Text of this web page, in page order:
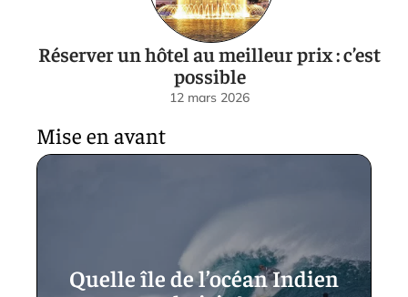
Réserver un hôtel au meilleur prix : c’est
possible
12 mars 2026
Mise en avant
Quelle île de l’océan Indien